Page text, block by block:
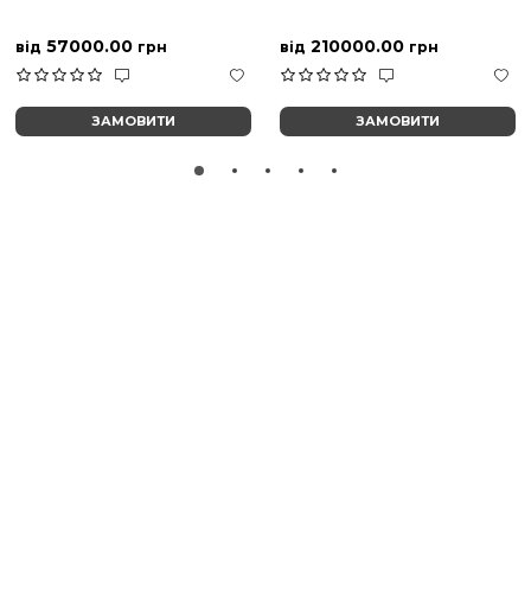
від 57000.00 грн
ЗАМОВИТИ
від 210000.00 грн
ЗАМОВИТИ